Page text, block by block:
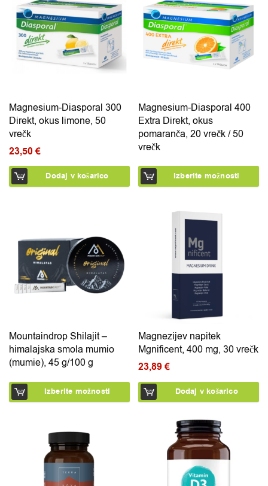
Magnesium-Diasporal 300
Direkt, okus limone, 50
vrečk
23,50€
Dodaj v košarico
Magnesium-Diasporal 400
Extra Direkt, okus
pomaranča, 20 vrečk / 50
vrečk
Izberite možnosti
Mountaindrop Shilajit –
himalajska smola mumio
(mumie), 45 g/100 g
Izberite možnosti
Ta izdelek ima več različic. Možnosti lahko izberete
Magnezijev napitek
Mgnificent, 400 mg, 30 vrečk
23,89€
Dodaj v košarico
Ta izdelek ima več